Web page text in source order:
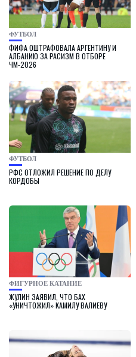
ФУТБОЛ
ФИФА ОШТРАФОВАЛА АРГЕНТИНУ И
АЛБАНИЮ ЗА РАСИЗМ В ОТБОРЕ
ЧМ-2026
ФУТБОЛ
РФС ОТЛОЖИЛ РЕШЕНИЕ ПО ДЕЛУ
КОРДОБЫ
ФИГУРНОЕ КАТАНИЕ
ЖУЛИН ЗАЯВИЛ, ЧТО БАХ
«УНИЧТОЖИЛ» КАМИЛУ ВАЛИЕВУ